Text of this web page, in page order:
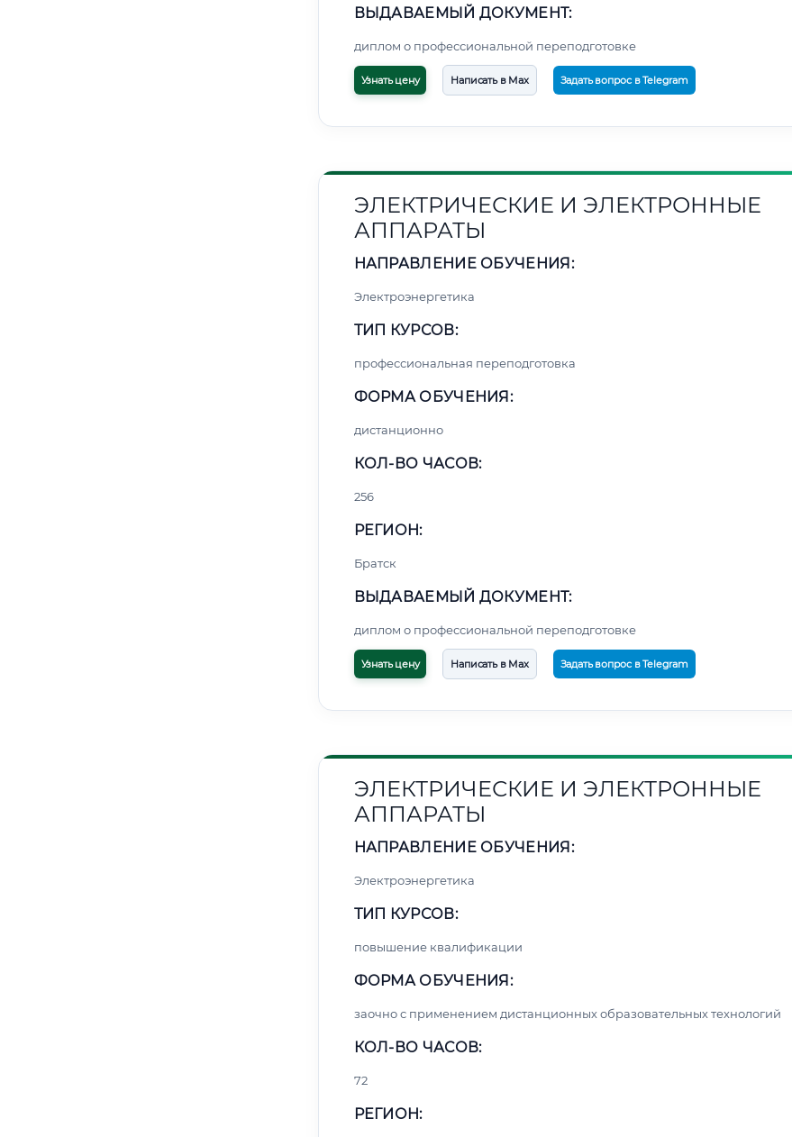
ВЫДАВАЕМЫЙ ДОКУМЕНТ:
диплом о профессиональной переподготовке
Узнать цену Написать в Max Задать вопрос в Telegram
ЭЛЕКТРИЧЕСКИЕ И ЭЛЕКТРОННЫЕ
АППАРАТЫ
НАПРАВЛЕНИЕ ОБУЧЕНИЯ:
Электроэнергетика
ТИП КУРСОВ:
профессиональная переподготовка
ФОРМА ОБУЧЕНИЯ:
дистанционно
КОЛ-ВО ЧАСОВ:
256
РЕГИОН:
Братск
ВЫДАВАЕМЫЙ ДОКУМЕНТ:
диплом о профессиональной переподготовке
Узнать цену Написать в Max Задать вопрос в Telegram
ЭЛЕКТРИЧЕСКИЕ И ЭЛЕКТРОННЫЕ
АППАРАТЫ
НАПРАВЛЕНИЕ ОБУЧЕНИЯ:
Электроэнергетика
ТИП КУРСОВ:
повышение квалификации
ФОРМА ОБУЧЕНИЯ:
заочно с применением дистанционных образовательных технологий
КОЛ-ВО ЧАСОВ:
72
РЕГИОН: